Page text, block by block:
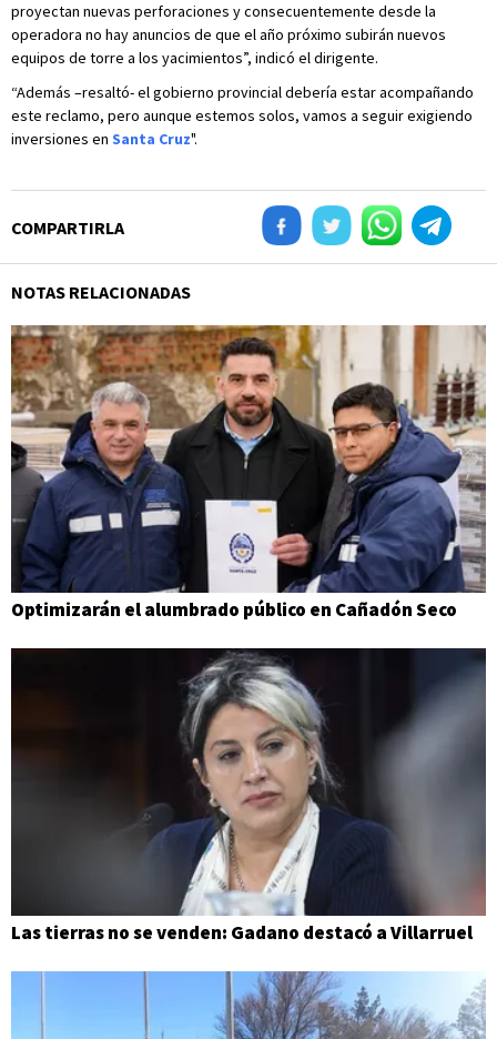
proyectan nuevas perforaciones y consecuentemente desde la
operadora no hay anuncios de que el año próximo subirán nuevos
equipos de torre a los yacimientos”, indicó el dirigente.
“Además –resaltó- el gobierno provincial debería estar acompañando
este reclamo, pero aunque estemos solos, vamos a seguir exigiendo
inversiones en Santa Cruz".
COMPARTIRLA
NOTAS RELACIONADAS
Optimizarán el alumbrado público en Cañadón Seco
Las tierras no se venden: Gadano destacó a Villarruel